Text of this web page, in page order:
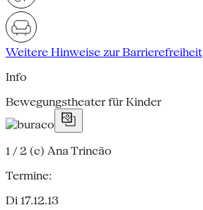
Weitere Hinweise zur Barrierefreiheit
Info
Bewegungstheater für Kinder
1 / 2 (c) Ana Trincão
Termine:
Di 17.12.13